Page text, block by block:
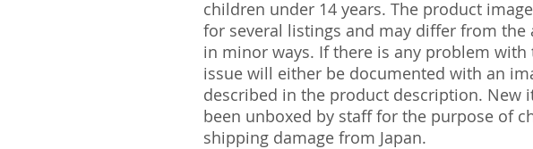
children under 14 years. The product
for several listings and may differ from the
in minor ways. If there is any problem with
issue will either be documented with an
described in the product description. New
been unboxed by staff for the purpose of
shipping damage from Japan.